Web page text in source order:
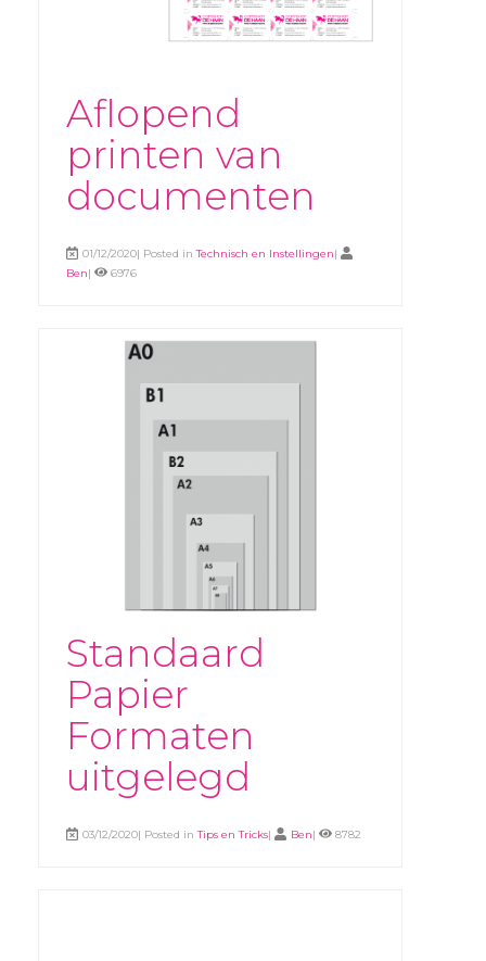
Aflopend
printen van
documenten
01/12/2020| Posted inTechnisch en Instellingen|
Ben| 6976
Standaard
Papier
Formaten
uitgelegd
03/12/2020| Posted inTips en Tricks| Ben| 8782